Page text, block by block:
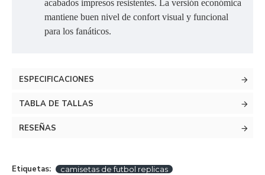
acabados impresos resistentes. La versión económica
mantiene buen nivel de confort visual y funcional
para los fanáticos.
ESPECIFICACIONES
TABLA DE TALLAS
RESEÑAS
Etiquetas: camisetas de futbol replicas